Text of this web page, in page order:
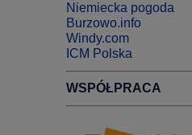
Niemiecka pogoda
Burzowo.info
Windy.com
ICM Polska
WSPÓŁPRACA